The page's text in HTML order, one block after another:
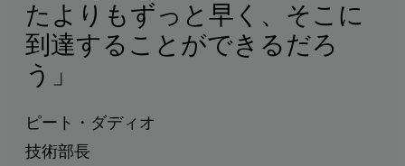
たよりもずっと早く、そこに
到達することができるだろ
う」
ピート・ダディオ
技術部長